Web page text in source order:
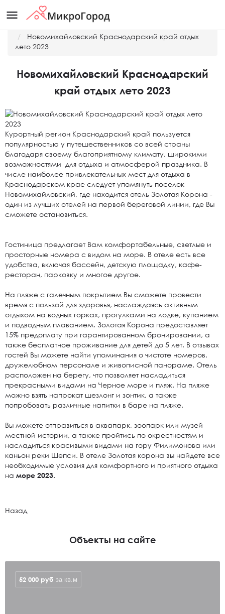
menu
Новомихайловский Краснодарский край отдых
лето 2023
Новомихайловский Краснодарский
край отдых лето 2023
Курортный регион Краснодарский край пользуется
популярностью у путешественников со всей страны
благодаря своему благоприятному климату, широкими
возможностями для отдыха и атмосферой праздника. В
числе наиболее привлекательных мест для отдыха в
Краснодарском крае следует упомянуть поселок
Новомихайловский, где находится отель Золотая Корона -
один из лучших отелей на первой береговой линии, где Вы
сможете остановиться.
Гостиница предлагает Вам комфортабельные, светлые и
просторные номера с видом на море. В отеле есть все
удобства, включая бассейн, детскую площадку, кафе-
ресторан, парковку и многое другое.
На пляже с галечным покрытием Вы сможете провести
время с пользой для здоровья, наслаждаясь активным
отдыхом на водных горках, прогулками на лодке, купанием
и подводным плаванием. Золотая Корона предоставляет
15% предоплату при гарантированном бронировании, а
также бесплатное проживание для детей до 5 лет. В отзывах
гостей Вы можете найти упоминания о чистоте номеров,
дружелюбном персонале и живописной панораме. Отель
расположен на берегу, что позволяет насладиться
прекрасными видами на Черное море и пляж. На пляже
можно взять напрокат шезлонг и зонтик, а также
попробовать различные напитки в баре на пляже.
Вы можете отправиться в аквапарк, зоопарк или музей
местной истории, а также пройтись по окрестностям и
насладиться красивыми видами на гору Филимонова или
каньон реки Шепси. В отеле Золотая корона вы найдете все
необходимые условия для комфортного и приятного отдыха
на море 2023.
Назад
Объекты на сайте
52 000 руб за кв.м